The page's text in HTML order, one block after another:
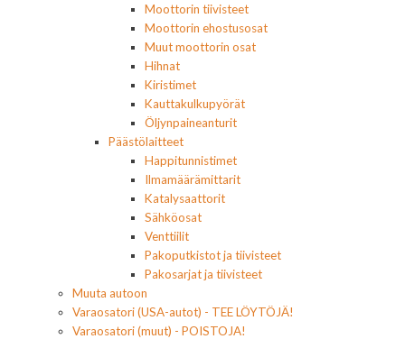
Moottorin tiivisteet
Moottorin ehostusosat
Muut moottorin osat
Hihnat
Kiristimet
Kauttakulkupyörät
Öljynpaineanturit
Päästölaitteet
Happitunnistimet
Ilmamäärämittarit
Katalysaattorit
Sähköosat
Venttiilit
Pakoputkistot ja tiivisteet
Pakosarjat ja tiivisteet
Muuta autoon
Varaosatori (USA-autot) - TEE LÖYTÖJÄ!
Varaosatori (muut) - POISTOJA!